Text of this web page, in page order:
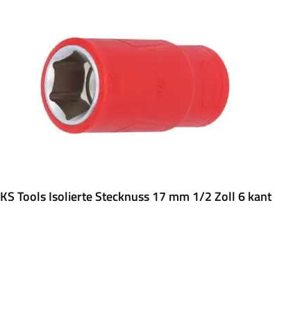
KS Tools Isolierte Stecknuss 17 mm 1/2 Zoll 6 kant